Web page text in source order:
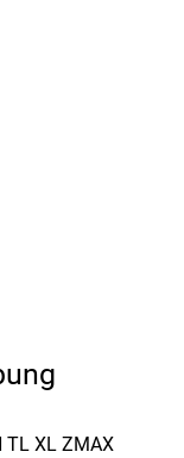
TL XL ZMAX